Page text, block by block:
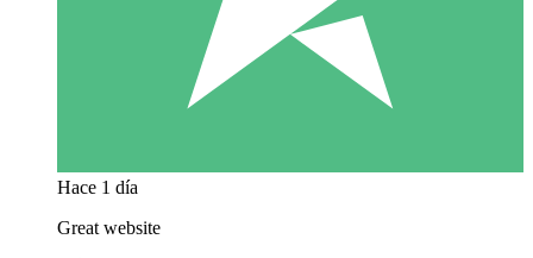
Hace 1 día
Great website